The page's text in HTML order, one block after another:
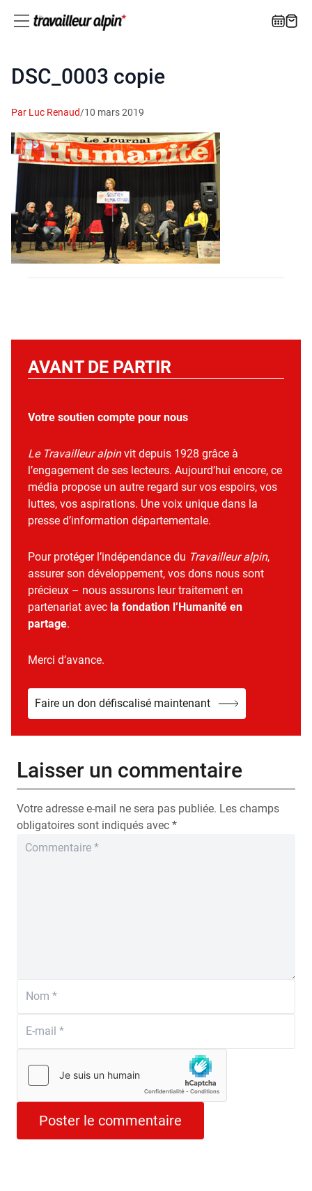
DSC_0003 copie
Par Luc Renaud/10 mars 2019
AVANT DE PARTIR
Votre soutien compte pour nous
Le Travailleur alpinvit depuis 1928 grâce à
l’engagement de ses lecteurs. Aujourd’hui encore, ce
média propose un autre regard sur vos espoirs, vos
luttes, vos aspirations. Une voix unique dans la
presse d’information départementale.
Pour protéger l’indépendance du Travailleur alpin,
assurer son développement, vos dons nous sont
précieux – nous assurons leur traitement en
partenariat avec la fondation l’Humanité en
partage.
Merci d’avance.
Faire un don défiscalisé maintenant
Laisser un commentaire
Votre adresse e-mail ne sera pas publiée. Les champs
obligatoires sont indiqués avec *